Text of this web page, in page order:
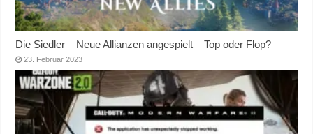
Die Siedler – Neue Allianzen angespielt – Top oder Flop?
23. Februar 2023